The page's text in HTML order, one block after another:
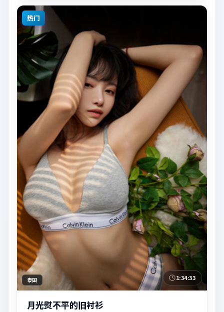
热门
泰国 1:34:33
月光熨不平的旧衬衫